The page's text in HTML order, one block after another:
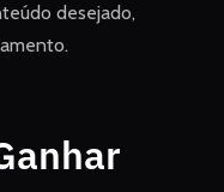
desejado,